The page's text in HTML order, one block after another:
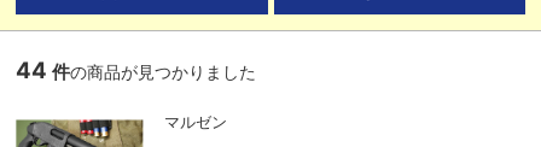
44 件の商品が見つかりました
マルゼン